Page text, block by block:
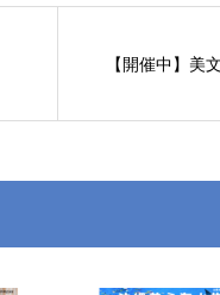
【開催中】美